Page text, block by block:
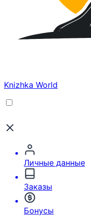
Knizhka World
Личные данные
Заказы
Бонусы